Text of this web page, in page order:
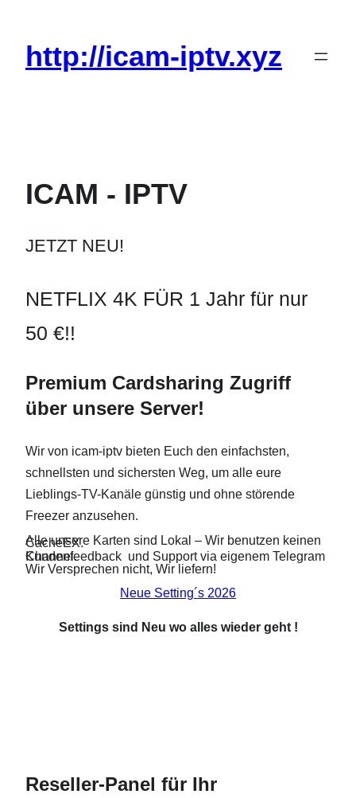
springen
http://icam-iptv.xyz
ICAM - IPTV
JETZT NEU!
NETFLIX 4K FÜR 1 Jahr für nur
50 €!!
Premium Cardsharing Zugriff
über unsere Server!
Wir von icam-iptv bieten Euch den einfachsten,
schnellsten und sichersten Weg, um alle eure
Lieblings-TV-Kanäle günstig und ohne störende
Freezer anzusehen.
Alle unsere Karten sind Lokal – Wir benutzen keinen
CacheEX.
Kundenfeedback und Support via eigenem Telegram Channel.
Wir Versprechen nicht, Wir liefern!
Neue Setting´s 2026
Settings sind Neu wo alles wieder geht !
Reseller-Panel für Ihr